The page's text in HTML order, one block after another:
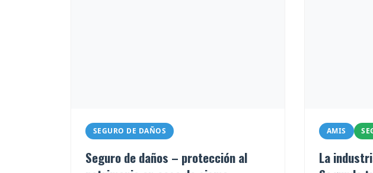
SEGURO DE DAÑOS
Seguro de daños – protección al
AMIS
La